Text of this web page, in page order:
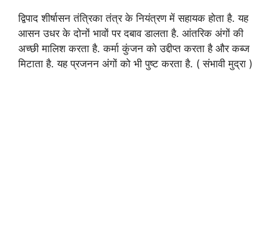
द्विपाद शीर्षासन तंत्रिका तंत्र के नियंत्रण में सहायक होता है. यह
आसन उधर के दोनों भावों पर दबाव डालता है. आंतरिक अंगों की
अच्छी मालिश करता है. कर्मा कुंजन को उद्दीप्त करता है और कब्ज
मिटाता है. यह प्रजनन अंगों को भी पुष्ट करता है. ( संभावी मुद्रा )